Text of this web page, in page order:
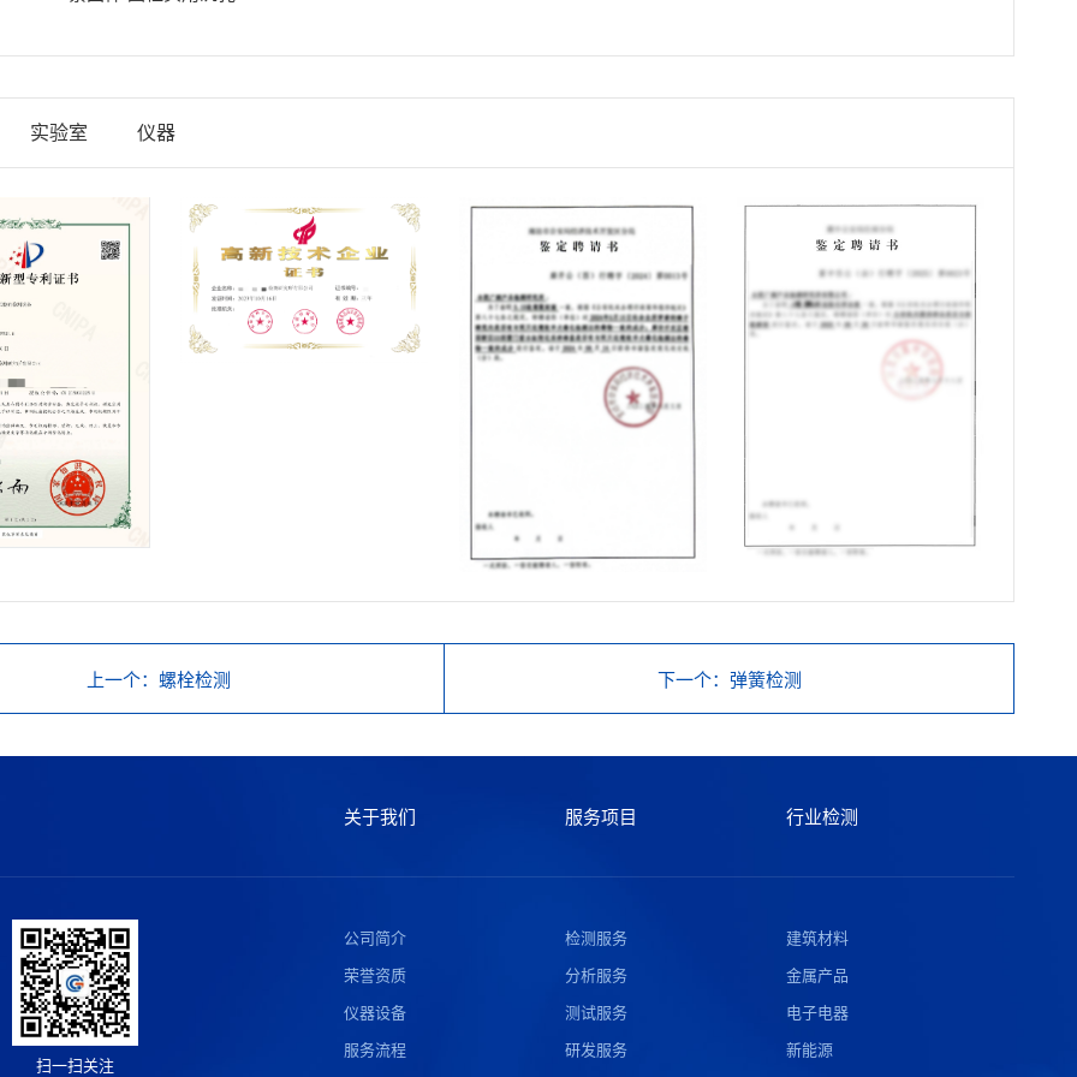
实验室 仪器
上一个：螺栓检测 下一个：弹簧检测
关于我们 服务项目 行业检测
扫一扫关注
公司简介
荣誉资质
仪器设备
服务流程
检测服务
分析服务
测试服务
研发服务
建筑材料
金属产品
电子电器
新能源